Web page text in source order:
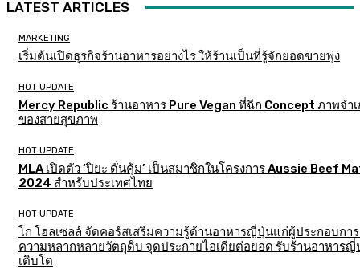
LATEST ARTICLES
MARKETING
เริ่มต้นเปิดธุรกิจร้านอาหารอย่างไร ให้ร้านเป็นที่รู้จักยอดขายพุ่ง
HOT UPDATE
Mercy Republic ร้านอาหาร Pure Vegan ที่ฉีก Concept ภาพจำเ
ของสายสุขภาพ
HOT UPDATE
MLA เปิดตัว ‘ปิยะ ดั่นคุ้ม’ เป็นสมาชิกในโครงการ Aussie Beef
2024 สำหรับประเทศไทย
HOT UPDATE
โก โฮลเซลล์ จัดคอร์สเสริมความรู้ด้านอาหารญี่ปุ่นแก่ผู้ประกอบกา
ความหลากหลายวัตถุดิบ จุดประกายไอเดียต่อยอด รับร้านอาหาร
เติบโต